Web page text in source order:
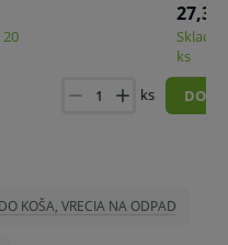
27,32
ks
ks
DO
KOŠA, VRECIA NA ODPAD